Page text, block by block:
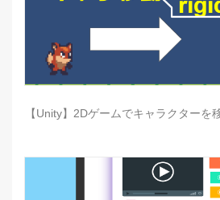
【Unity】2Dゲームでキャラクターを